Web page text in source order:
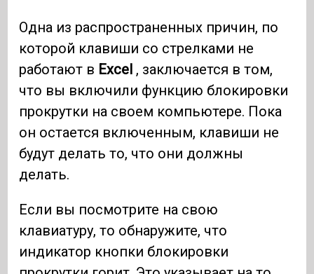
Одна из распространенных причин, по
которой клавиши со стрелками не
работают в Excel , заключается в том,
что вы включили функцию блокировки
прокрутки на своем компьютере. Пока
он остается включенным, клавиши не
будут делать то, что они должны
делать.
Если вы посмотрите на свою
клавиатуру, то обнаружите, что
индикатор кнопки блокировки